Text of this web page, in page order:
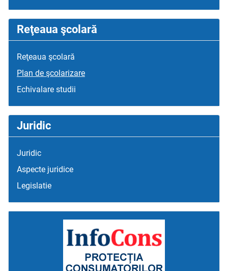
Reţeaua şcolară
Reţeaua şcolară
Plan de şcolarizare
Echivalare studii
Juridic
Juridic
Aspecte juridice
Legislatie